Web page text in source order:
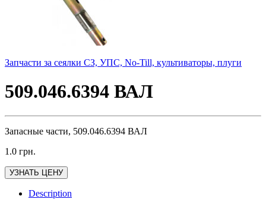
Запчасти за сеялки СЗ, УПС, No-Till, культиваторы, плуги
509.046.6394 ВАЛ
Запасные части, 509.046.6394 ВАЛ
1.0 грн.
УЗНАТЬ ЦЕНУ
Description